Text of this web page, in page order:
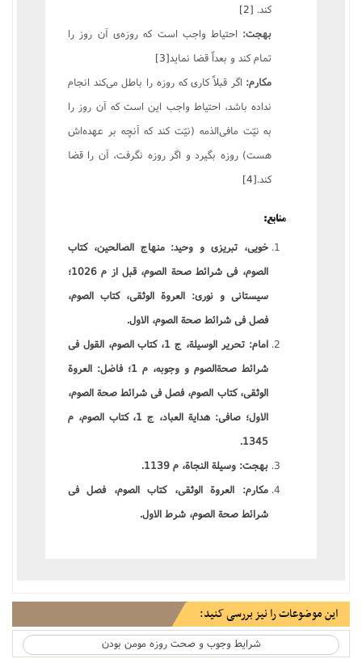
کند. [2]
بهجت: احتیاط واجب است که روزه‌ی آن روز را
تمام کند و بعداً قضا نماید[3]
مکارم: اگر قبلاً کاری که روزه را باطل می‌کند انجام
نداده باشد، احتیاط واجب این است که آن روز را
به نیّت مافی‌الذمه (نیّت کند که آنچه بر عهده‌اش
هست) روزه بگیرد و اگر روزه نگرفت، آن را قضا
کند.[4]
منابع:
خویی، تبریزی و وحید: منهاج الصالحین، کتاب
الصوم، فی شرائط صحة الصوم، قبل از م 1026؛
سیستانی و نوری: العروة الوثقی، کتاب الصوم،
فصل فی شرائط صحة الصوم، الاول.
امام: تحریر الوسیلة، ج 1، کتاب الصوم، القول فی
شرائط صحةالصوم و وجوبه، م 1؛
فاضل: العروة
الوثقی، کتاب الصوم، فصل فی شرائط صحة الصوم،
الاول؛
صافی: هدایة العباد، ج 1، کتاب الصوم، م
1345.
بهجت: وسیلة النجاة، م 1139.
مکارم: العروة الوثقی، کتاب الصوم، فصل فی
شرائط صحة الصوم، شرط الاول.
این موضوعات را نیز بررسی کنید:
شرایط وجوب و صحت روزه مومن بودن